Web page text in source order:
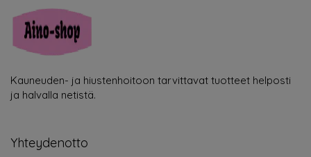
Kauneuden- ja hiustenhoitoon tarvittavat tuotteet helposti
ja halvalla netistä.
Yhteydenotto